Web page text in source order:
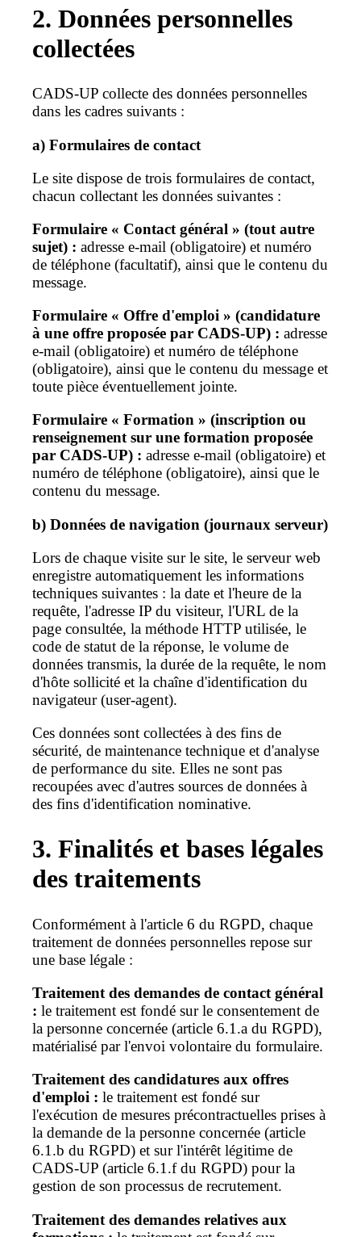
2. Données personnelles
collectées
CADS-UP collecte des données personnelles
dans les cadres suivants :
a) Formulaires de contact
Le site dispose de trois formulaires de contact,
chacun collectant les données suivantes :
Formulaire « Contact général » (tout autre
sujet) : adresse e-mail (obligatoire) et numéro
de téléphone (facultatif), ainsi que le contenu du
message.
Formulaire « Offre d'emploi » (candidature
à une offre proposée par CADS-UP) : adresse
e-mail (obligatoire) et numéro de téléphone
(obligatoire), ainsi que le contenu du message et
toute pièce éventuellement jointe.
Formulaire « Formation » (inscription ou
renseignement sur une formation proposée
par CADS-UP) : adresse e-mail (obligatoire) et
numéro de téléphone (obligatoire), ainsi que le
contenu du message.
b) Données de navigation (journaux serveur)
Lors de chaque visite sur le site, le serveur web
enregistre automatiquement les informations
techniques suivantes : la date et l'heure de la
requête, l'adresse IP du visiteur, l'URL de la
page consultée, la méthode HTTP utilisée, le
code de statut de la réponse, le volume de
données transmis, la durée de la requête, le nom
d'hôte sollicité et la chaîne d'identification du
navigateur (user-agent).
Ces données sont collectées à des fins de
sécurité, de maintenance technique et d'analyse
de performance du site. Elles ne sont pas
recoupées avec d'autres sources de données à
des fins d'identification nominative.
3. Finalités et bases légales
des traitements
Conformément à l'article 6 du RGPD, chaque
traitement de données personnelles repose sur
une base légale :
Traitement des demandes de contact général
: le traitement est fondé sur le consentement de
la personne concernée (article 6.1.a du RGPD),
matérialisé par l'envoi volontaire du formulaire.
Traitement des candidatures aux offres
d'emploi : le traitement est fondé sur
l'exécution de mesures précontractuelles prises à
la demande de la personne concernée (article
6.1.b du RGPD) et sur l'intérêt légitime de
CADS-UP (article 6.1.f du RGPD) pour la
gestion de son processus de recrutement.
Traitement des demandes relatives aux